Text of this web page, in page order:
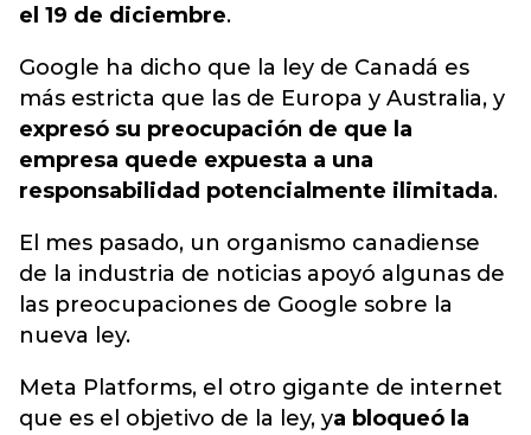
el 19 de diciembre.
Google ha dicho que la ley de Canadá es
más estricta que las de Europa y Australia, y
expresó su preocupación de que la
empresa quede expuesta a una
responsabilidad potencialmente ilimitada.
El mes pasado, un organismo canadiense
de la industria de noticias apoyó algunas de
las preocupaciones de Google sobre la
nueva ley.
Meta Platforms, el otro gigante de internet
que es el objetivo de la ley, ya bloqueó la